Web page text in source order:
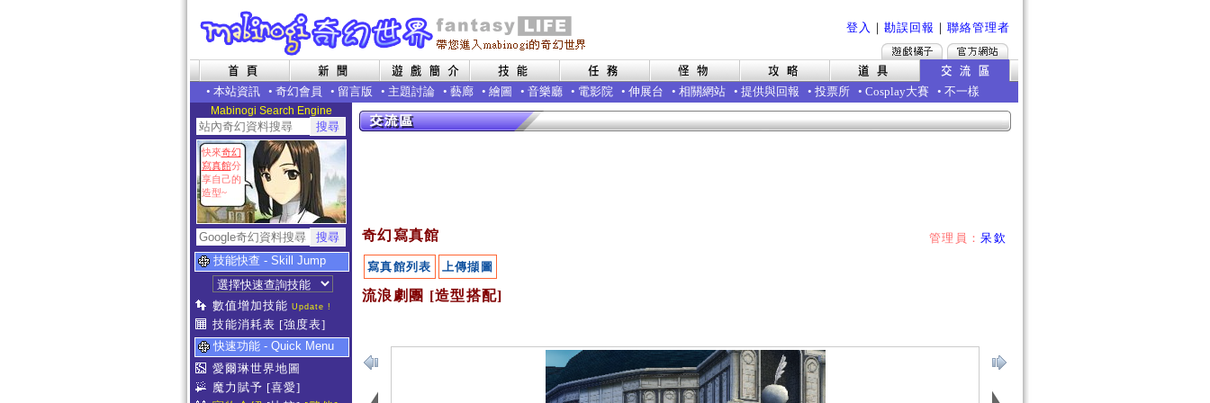
登入 ｜ 勘誤回報 ｜ 聯絡管理者
• 本站資訊 • 奇幻會員 • 留言版 • 主題討論 • 藝廊 • 繪圖 • 音樂廳 • 電影院 • 伸展台 • 相關網站 • 提供與回報 • 投票所 • Cosplay大賽 • 不一樣
Mabinogi Search Engine
快來奇幻
寫真館分
享自己的
造型~
技能快查 - Skill Jump
數值增加技能 Update !
技能消耗表 [強度表]
快速功能 - Quick Menu
愛爾琳世界地圖
魔力賦予 [喜愛]
管理員：呆欽
奇幻寫真館
寫真館列表 上傳擷圖
流浪劇團 [造型搭配]